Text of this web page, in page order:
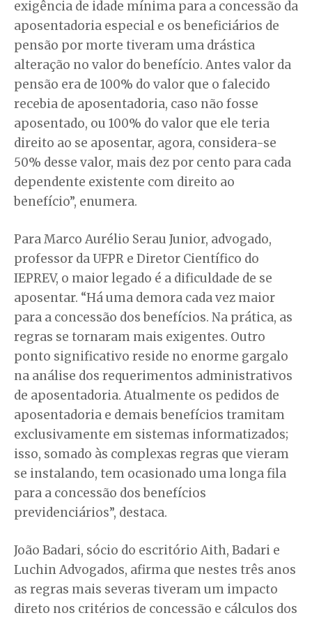
exigência de idade mínima para a concessão da
aposentadoria especial e os beneficiários de
pensão por morte tiveram uma drástica
alteração no valor do benefício. Antes valor da
pensão era de 100% do valor que o falecido
recebia de aposentadoria, caso não fosse
aposentado, ou 100% do valor que ele teria
direito ao se aposentar, agora, considera-se
50% desse valor, mais dez por cento para cada
dependente existente com direito ao
benefício”, enumera.
Para Marco Aurélio Serau Junior, advogado,
professor da UFPR e Diretor Científico do
IEPREV, o maior legado é a dificuldade de se
aposentar. “Há uma demora cada vez maior
para a concessão dos benefícios. Na prática, as
regras se tornaram mais exigentes. Outro
ponto significativo reside no enorme gargalo
na análise dos requerimentos administrativos
de aposentadoria. Atualmente os pedidos de
aposentadoria e demais benefícios tramitam
exclusivamente em sistemas informatizados;
isso, somado às complexas regras que vieram
se instalando, tem ocasionado uma longa fila
para a concessão dos benefícios
previdenciários”, destaca.
João Badari, sócio do escritório Aith, Badari e
Luchin Advogados, afirma que nestes três anos
as regras mais severas tiveram um impacto
direto nos critérios de concessão e cálculos dos